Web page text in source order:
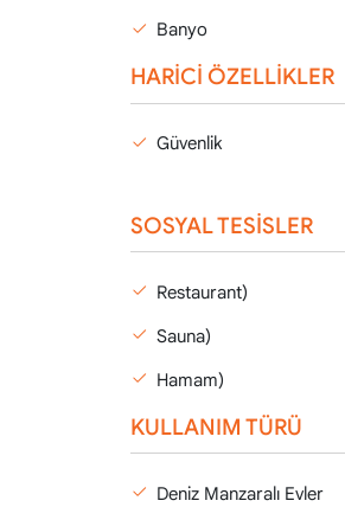
Banyo
HARİCİ ÖZELLİKLER
Güvenlik
SOSYAL TESİSLER
Restaurant)
Sauna)
Hamam)
KULLANIM TÜRÜ
Deniz Manzaralı Evler